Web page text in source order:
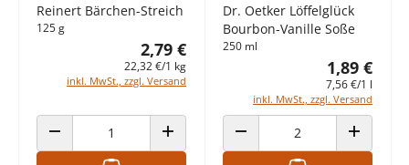
Reinert Bärchen-Streich
125 g
2,79 €
22,32 €/1 kg
inkl. MwSt., zzgl. Versand
ANZAHL VERRINGERN ANZAHL ERHÖHEN
Dr. Oetker Löffelglück
Bourbon-Vanille Soße
250 ml
1,89 €
7,56 €/1 l
inkl. MwSt., zzgl. Versand
ANZAHL VERRINGERN ANZAHL